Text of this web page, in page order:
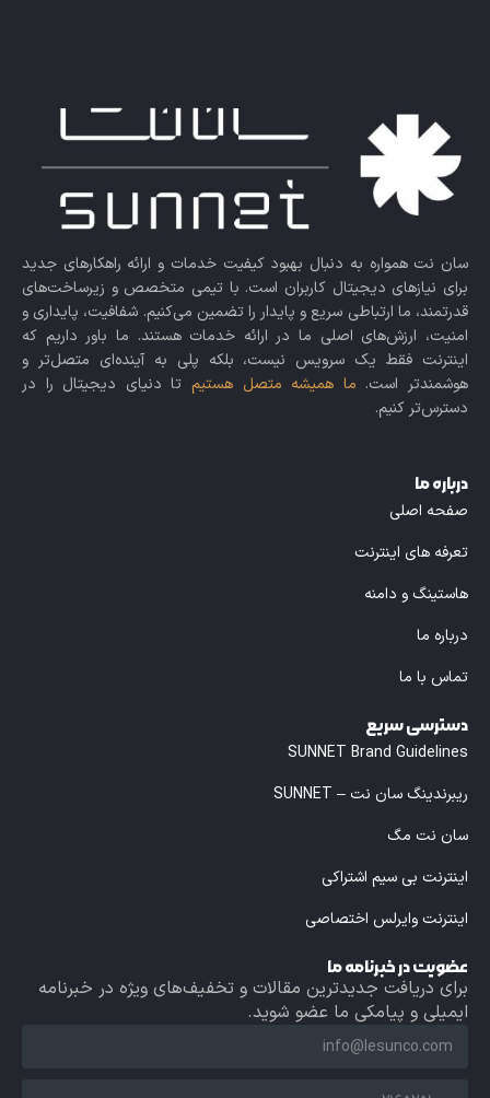
سان نت همواره به دنبال بهبود کیفیت خدمات و ارائه راهکارهای جدید
برای نیازهای دیجیتال کاربران است. با تیمی متخصص و زیرساخت‌های
قدرتمند، ما ارتباطی سریع و پایدار را تضمین می‌کنیم. شفافیت، پایداری و
امنیت، ارزش‌های اصلی ما در ارائه خدمات هستند. ما باور داریم که
اینترنت فقط یک سرویس نیست، بلکه پلی به آینده‌ای متصل‌تر و
هوشمندتر است. ما همیشه متصل هستیم تا دنیای دیجیتال را در
دسترس‌تر کنیم.
درباره ما
صفحه اصلی
تعرفه های اینترنت
هاستینگ و دامنه
درباره ما
تماس با ما
دسترسی سریع
SUNNET Brand Guidelines
ریبرندینگ سان نت – SUNNET
سان نت مگ
اینترنت بی سیم اشتراکی
اینترنت وایرلس اختصاصی
عضویت در خبرنامه ما
برای دریافت جدیدترین مقالات و تخفیف‌های ویژه در خبرنامه
ایمیلی و پیامکی ما عضو شوید.